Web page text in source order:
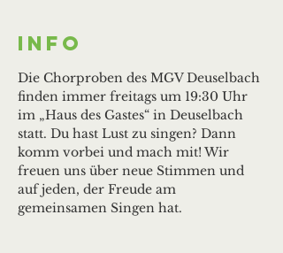
Info
Die Chorproben des MGV Deuselbach
finden immer freitags um 19:30 Uhr
im „Haus des Gastes“ in Deuselbach
statt. Du hast Lust zu singen? Dann
komm vorbei und mach mit! Wir
freuen uns über neue Stimmen und
auf jeden, der Freude am
gemeinsamen Singen hat.